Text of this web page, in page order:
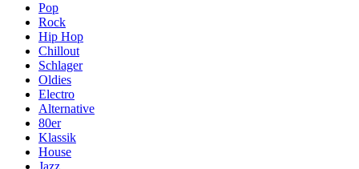
Pop
Rock
Hip Hop
Chillout
Schlager
Oldies
Electro
Alternative
80er
Klassik
House